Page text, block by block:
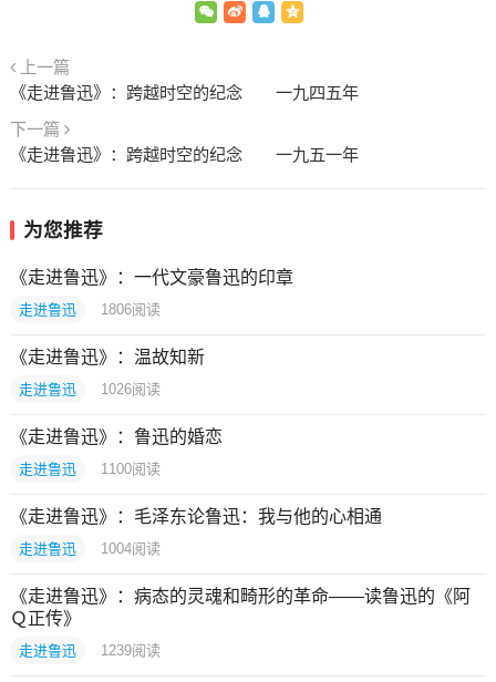
上一篇
《走进鲁迅》：跨越时空的纪念 一九四五年
下一篇
《走进鲁迅》：跨越时空的纪念 一九五一年
为您推荐
《走进鲁迅》：一代文豪鲁迅的印章
走进鲁迅 1806阅读
《走进鲁迅》：温故知新
走进鲁迅 1026阅读
《走进鲁迅》：鲁迅的婚恋
走进鲁迅 1100阅读
《走进鲁迅》：毛泽东论鲁迅：我与他的心相通
走进鲁迅 1004阅读
《走进鲁迅》：病态的灵魂和畸形的革命——读鲁迅的《阿
Ｑ正传》
走进鲁迅 1239阅读